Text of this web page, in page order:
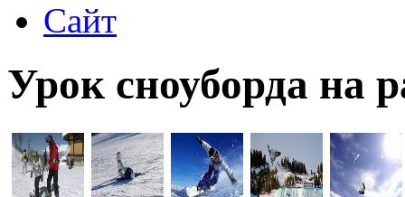
Сайт
Урок сноуборда на